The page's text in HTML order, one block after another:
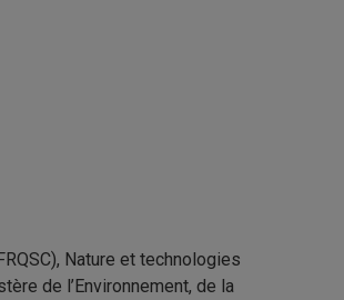
Nature et technologies
de l’Environnement, de la